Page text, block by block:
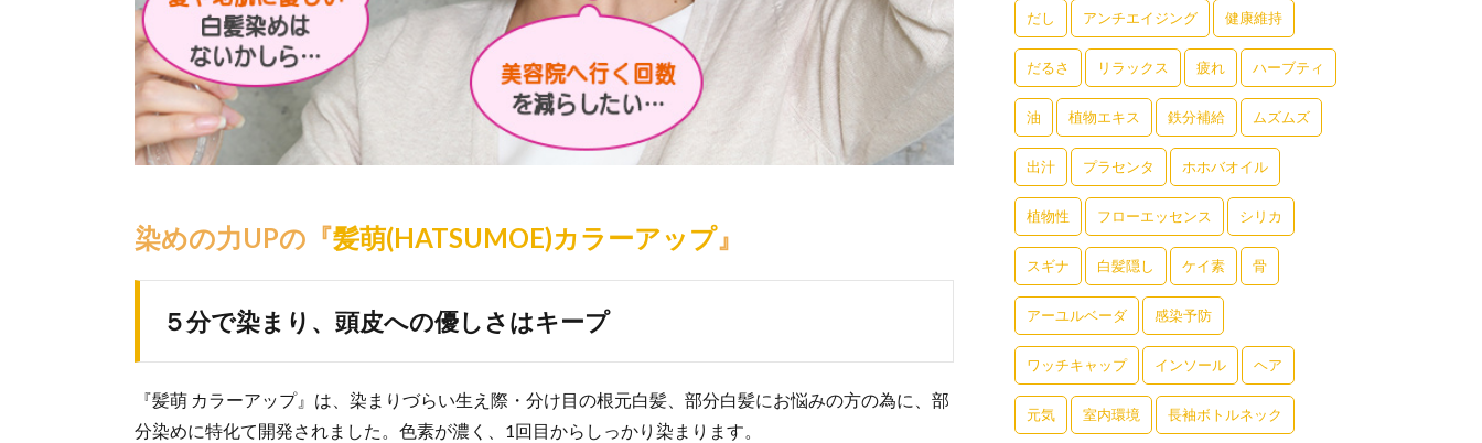
染めの力UPの『髪萌(HATSUMOE)カラーアップ』
５分で染まり、頭皮への優しさはキープ
『髪萌 カラーアップ』は、染まりづらい生え際・分け目の根元白髪、部分白髪にお悩みの方の為に、部
分染めに特化て開発されました。色素が濃く、1回目からしっかり染まります。
だし アンチエイジング 健康維持
だるさ リラックス 疲れ ハーブティ
油 植物エキス 鉄分補給 ムズムズ
出汁 プラセンタ ホホバオイル
植物性 フローエッセンス シリカ
スギナ 白髪隠し ケイ素 骨
アーユルベーダ 感染予防
ワッチキャップ インソール ヘア
元気 室内環境 長袖ボトルネック